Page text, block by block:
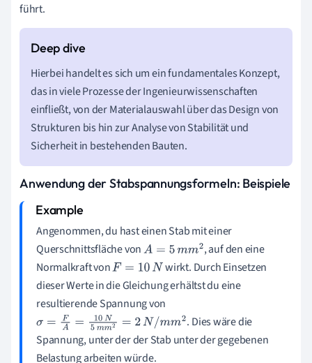
führt.
Hierbei handelt es sich um ein fundamentales Konzept,
das in viele Prozesse der Ingenieurwissenschaften
einfließt, von der Materialauswahl über das Design von
Strukturen bis hin zur Analyse von Stabilität und
Sicherheit in bestehenden Bauten.
Anwendung der Stabspannungsformeln: Beispiele
Angenommen, du hast einen Stab mit einer
Querschnittsfläche vonA= 5mm2
, auf den eine
Normalkraft vonF= 10 N
wirkt. Durch Einsetzen
dieser Werte in die Gleichung erhältst du eine
resultierende Spannung von
σ=FA =10 N5 mm2=2 N/ mm2
. Dies wäre die
Spannung, unter der der Stab unter der gegebenen
Belastung arbeiten würde.